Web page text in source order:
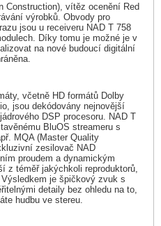
Construction), vítěz ocenění Red
výrobků. Obvody pro
jsou u receiveru NAD T 758
Díky tomu je možné je v
na nové budoucí digitální
včetně HD formátů Dolby
jsou dekódovány nejnovější
DSP procesoru. NAD T
BluOS streameru s
MQA (Master Quality
zesilovač NAD
proudem a dynamickým
z téměř jakýchkoli reproduktorů,
je špičkový zvuk s
detaily bez ohledu na to,
hudbu ve stereu.